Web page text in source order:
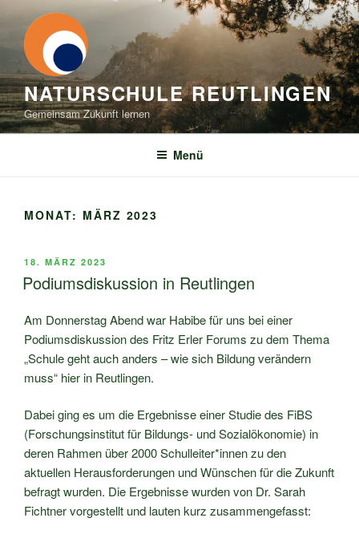
Inhalt
springen
NATURSCHULE REUTLINGEN
Gemeinsam Zukunft lernen
Menü
MONAT: MÄRZ 2023
VERÖFFENTLICHT
AM
18. MÄRZ 2023
Podiumsdiskussion in Reutlingen
Am Donnerstag Abend war Habibe für uns bei einer
Podiumsdiskussion des Fritz Erler Forums zu dem Thema
„Schule geht auch anders – wie sich Bildung verändern
muss“ hier in Reutlingen.
Dabei ging es um die Ergebnisse einer Studie des FiBS
(Forschungsinstitut für Bildungs- und Sozialökonomie) in
deren Rahmen über 2000 Schulleiter*innen zu den
aktuellen Herausforderungen und Wünschen für die Zukunft
befragt wurden. Die Ergebnisse wurden von Dr. Sarah
Fichtner vorgestellt und lauten kurz zusammengefasst: